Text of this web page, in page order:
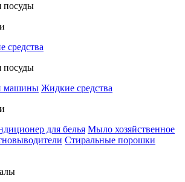
посуды
посуды
машины Жидкие средства
для белья Мыло хозяйственное
Стиральные порошки